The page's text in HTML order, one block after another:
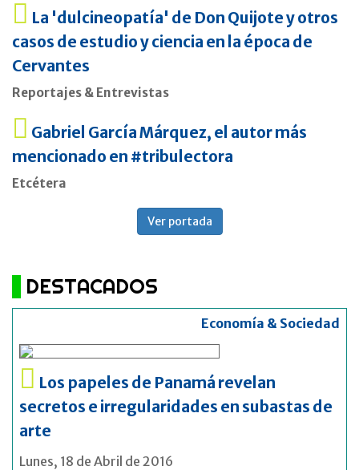
La 'dulcineopatía' de Don Quijote y otros
casos de estudio y ciencia en la época de
Cervantes
Reportajes & Entrevistas
Gabriel García Márquez, el autor más
mencionado en #tribulectora
Etcétera
Ver portada
DESTACADOS
Economía & Sociedad
Los papeles de Panamá revelan
secretos e irregularidades en subastas de
arte
Lunes, 18 de Abril de 2016